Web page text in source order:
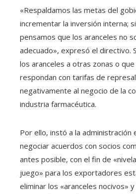
«Respaldamos las metas del
incrementar la inversión interna;
pensamos que los aranceles no
adecuado», expresó el directivo.
los aranceles a otras zonas o
respondan con tarifas de
negativamente al negocio de la
industria farmacéutica.
Por ello, instó a la administración
negociar acuerdos con socios
antes posible, con el fin de
juego» para los exportadores
eliminar los «aranceles nocivos»